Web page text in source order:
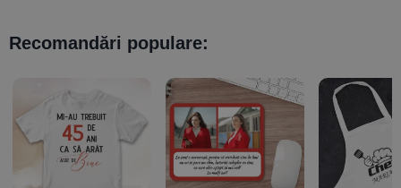
Recomandări populare: